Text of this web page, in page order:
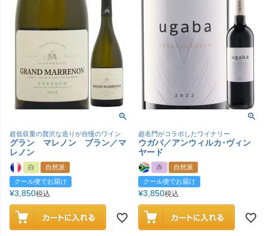
超低収量の贅沢な造りが自慢のワイン
グラン マレノン ブラン／マ
レノン
白
自然派
クール便でお届け
¥3,850税込
超名門がコラボしたワイナリー
ウガバ／アンウィルカ･ヴィン
ヤード
赤
自然派
クール便でお届け
¥3,850税込